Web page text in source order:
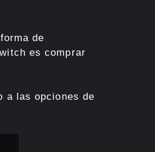
de
es comprar
a las opciones de